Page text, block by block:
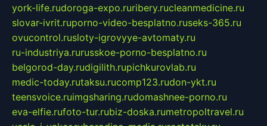
york-life.rudoroga-expo.ruribery.rucleanmedicine.ru
slovar-ivrit.ruporno-video-besplatno.ruseks-365.ru
ovucontrol.rusloty-igrovyye-avtomaty.ru
ru-industriya.rurusskoe-porno-besplatno.ru
belgorod-day.rudigilith.rupichkurovlab.ru
medic-today.rutaksu.rucomp123.rudon-ykt.ru
teensvoice.ruimgsharing.rudomashnee-porno.ru
eva-elfie.rufoto-tur.rubiz-doska.rumetropoltravel.ru